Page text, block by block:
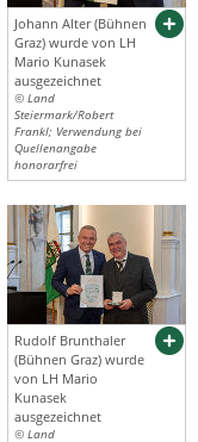
Johann Alter (Bühnen
Graz) wurde von LH
Mario Kunasek
ausgezeichnet
© Land
Steiermark/Robert
Frankl; Verwendung bei
Quellenangabe
honorarfrei
Rudolf Brunthaler
(Bühnen Graz) wurde
von LH Mario
Kunasek
ausgezeichnet
© Land